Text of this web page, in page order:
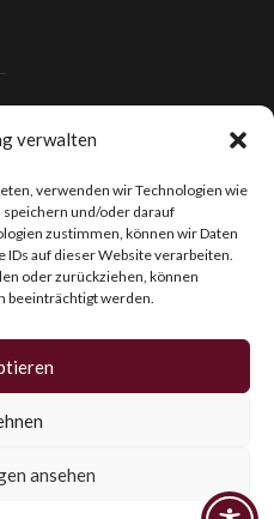
verwalten
verwenden wir Technologien wie
und/oder darauf
zustimmen, können wir Daten
auf dieser Website verarbeiten.
oder zurückziehen, können
beeinträchtigt werden.
ansehen
Paeonies. Rottaler